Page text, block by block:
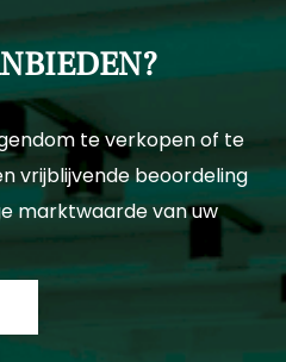
te verkopen of te
vrijblijvende beoordeling
marktwaarde van uw